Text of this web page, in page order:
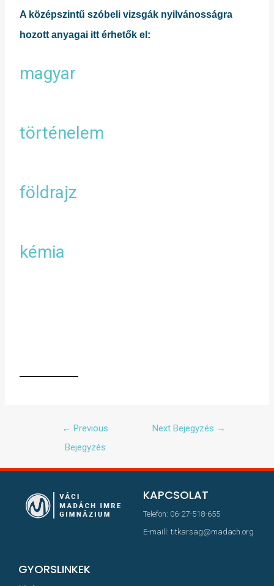
A középszintű szóbeli vizsgák nyilvánosságra
hozott anyagai itt érhetők el:
magyar
történelem
földrajz
kémia
← Previous
Bejegyzés
Next Bejegyzés →
KAPCSOLAT
Telefon: 06-27-518-655
E-maill: titkarsag@madach.org
GYORSLINKEK